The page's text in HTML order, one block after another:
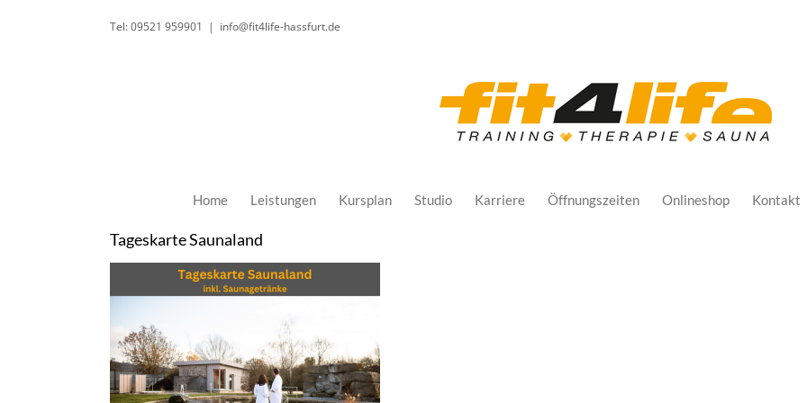
Tel: 09521 959901 | info@fit4life-hassfurt.de
Home Leistungen Kursplan Studio Karriere Öffnungszeiten Onlineshop Kontakt
Tageskarte Saunaland